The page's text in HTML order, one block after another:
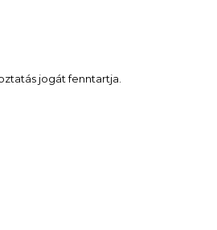
jogát fenntartja.